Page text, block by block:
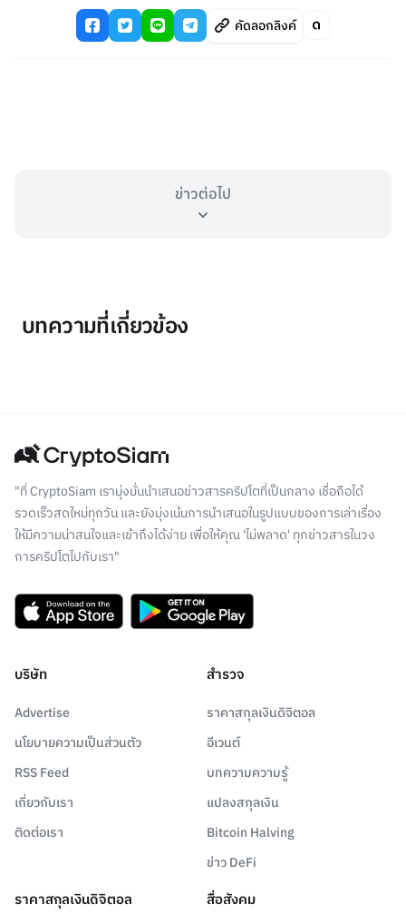
คัดลอกลิงค์
ข่าวต่อไป
บทความที่เกี่ยวข้อง
"ที่ CryptoSiam เรามุ่งมั่นนำเสนอข่าวสารคริปโตที่เป็นกลาง เชื่อถือได้
รวดเร็วสดใหม่ทุกวัน และยังมุ่งเน้นการนำเสนอในรูปแบบของการเล่าเรื่อง
ให้มีความน่าสนใจและเข้าถึงได้ง่าย เพื่อให้คุณ 'ไม่พลาด' ทุกข่าวสารในวง
การคริปโตไปกับเรา"
บริษัท
Advertise
นโยบายความเป็นส่วนตัว
RSS Feed
เกี่ยวกับเรา
ติดต่อเรา
สำรวจ
ราคาสกุลเงินดิจิตอล
อีเวนต์
บทความความรู้
แปลงสกุลเงิน
Bitcoin Halving
ข่าว DeFi
ราคาสกุลเงินดิจิตอล สื่อสังคม